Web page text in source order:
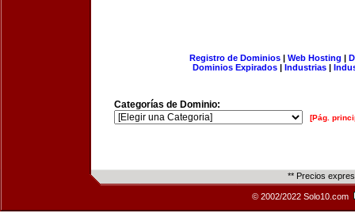
Registro de Dominios| Web Hosting |
Dominios Expirados | Industrias |
Categorías de Dominio:
[Pág.
** Precios
© 2002/2022 Solo10.com